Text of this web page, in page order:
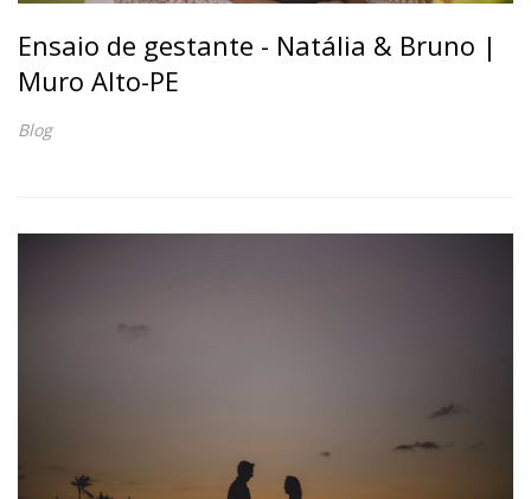
Ensaio de gestante - Natália & Bruno |
Muro Alto-PE
Blog